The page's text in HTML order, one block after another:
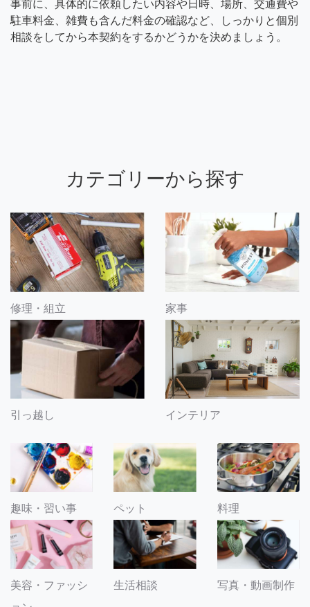
事前に、具体的に依頼したい内容や日時、場所、交通費や
駐車料金、雑費も含んだ料金の確認など、しっかりと個別
相談をしてから本契約をするかどうかを決めましょう。
カテゴリーから探す
修理・組立 家事
引っ越し インテリア
趣味・習い事 ペット 料理
美容・ファッシ
生活相談 写真・動画制作